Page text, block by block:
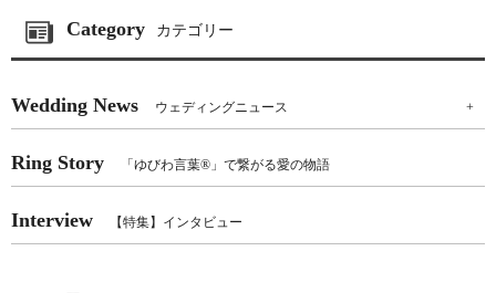
Category カテゴリー
Wedding News ウェディングニュース +
Ring Story 「ゆびわ言葉®」で繋がる愛の物語
Interview 【特集】インタビュー